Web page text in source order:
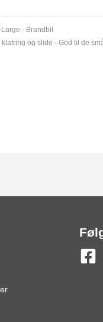
- Brandbil
og slide - God til de